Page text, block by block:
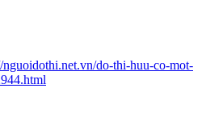
nguoidothi.net.vn/do-thi-huu-co-mot-